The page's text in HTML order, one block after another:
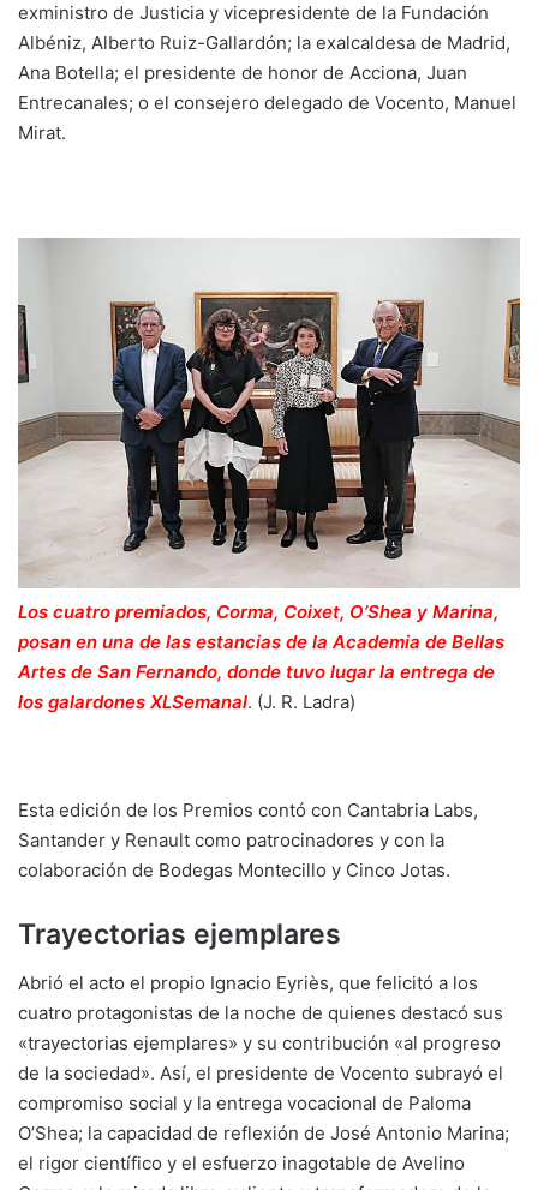
exministro de Justicia y vicepresidente de la Fundación
Albéniz, Alberto Ruiz-Gallardón; la exalcaldesa de Madrid,
Ana Botella; el presidente de honor de Acciona, Juan
Entrecanales; o el consejero delegado de Vocento, Manuel
Mirat.
Los cuatro premiados, Corma, Coixet, O’Shea y Marina,
posan en una de las estancias de la Academia de Bellas
Artes de San Fernando, donde tuvo lugar la entrega de
los galardones XLSemanal. (J. R. Ladra)
Esta edición de los Premios contó con Cantabria Labs,
Santander y Renault como patrocinadores y con la
colaboración de Bodegas Montecillo y Cinco Jotas.
Trayectorias ejemplares
Abrió el acto el propio Ignacio Eyriès, que felicitó a los
cuatro protagonistas de la noche de quienes destacó sus
«trayectorias ejemplares» y su contribución «al progreso
de la sociedad». Así, el presidente de Vocento subrayó el
compromiso social y la entrega vocacional de Paloma
O’Shea; la capacidad de reflexión de José Antonio Marina;
el rigor científico y el esfuerzo inagotable de Avelino